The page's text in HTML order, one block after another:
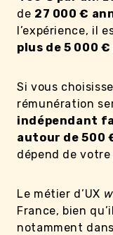
de 27 000 €
l’expérience, il
plus de 5 000
Si vous
rémunération
indépendant
autour de 500
dépend de
Le métier d’UX
France, bien
notamment